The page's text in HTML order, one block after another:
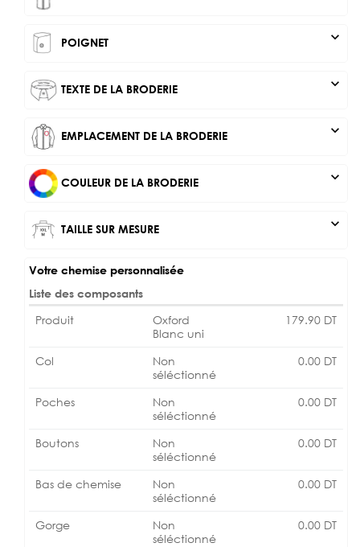
POIGNET expand_more
TEXTE DE LA BRODERIE expand_more
EMPLACEMENT DE LA BRODERIE expand_more
COULEUR DE LA BRODERIE expand_more
TAILLE SUR MESURE expand_more
Votre chemise personnalisée
Liste des composants
Produit
Oxford
Blanc uni
179.90 DT
Col
Non
séléctionné
0.00 DT
Poches
Non
séléctionné
0.00 DT
Boutons
Non
séléctionné
0.00 DT
Bas de chemise
Non
séléctionné
0.00 DT
Gorge
Non
séléctionné
0.00 DT